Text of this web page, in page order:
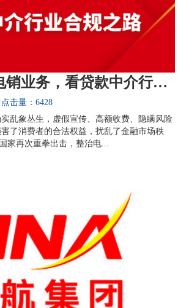
3.15国家整治电销业务，看贷款中介行业合规之路
击量：6428
乱象丛生，虚假宣传、高额收费、隐瞒风险
了消费者的合法权益，扰乱了金融市场秩
家再次重拳出击，整治电...